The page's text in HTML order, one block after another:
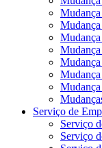
Mudança
Serviço de
Serviço
Serviço